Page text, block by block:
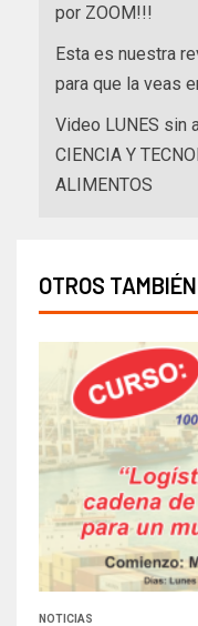
por ZOOM!!!
Esta es nuestra
para que la veas
Video LUNES sin
CIENCIA Y
ALIMENTOS
OTROS
NOTICIAS